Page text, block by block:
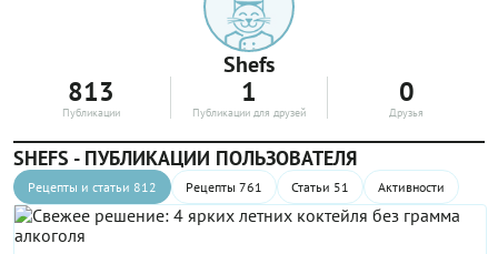
Shefs
813
Публикации
1
Публикации для друзей
0
Друзья
SHEFS - ПУБЛИКАЦИИ ПОЛЬЗОВАТЕЛЯ
Рецепты и статьи 812 Рецепты 761 Статьи 51 Активности